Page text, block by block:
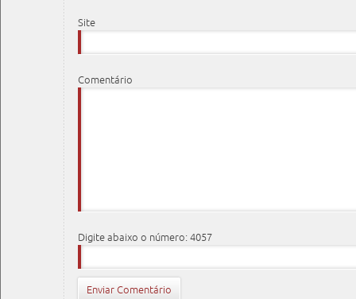
Site
Comentário
Digite abaixo o número: 4057